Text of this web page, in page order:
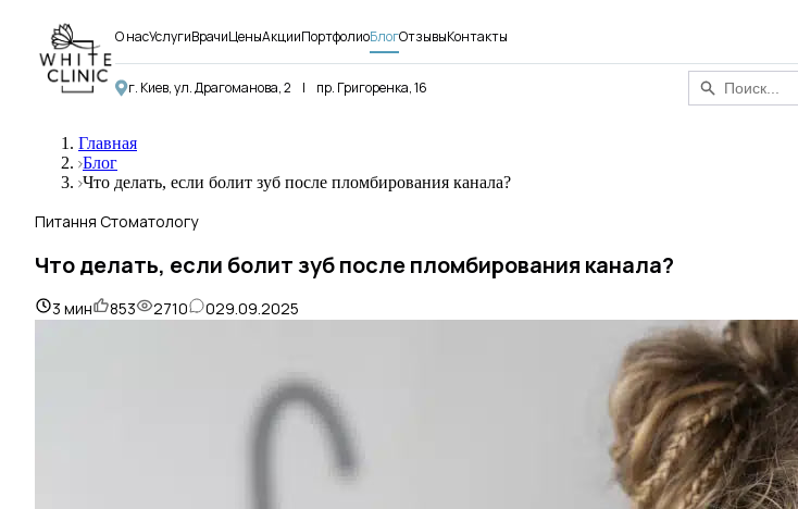
О насУслугиВрачиЦеныАкцииПортфолиоБлогОтзывыКонтакты
г. Киев, ул. Драгоманова, 2 | пр. Григоренка, 16
Главная
Блог
Что делать, если болит зуб после пломбирования канала?
Питання Стоматологу
Что делать, если болит зуб после пломбирования канала?
3 мин 853 2710 029.09.2025